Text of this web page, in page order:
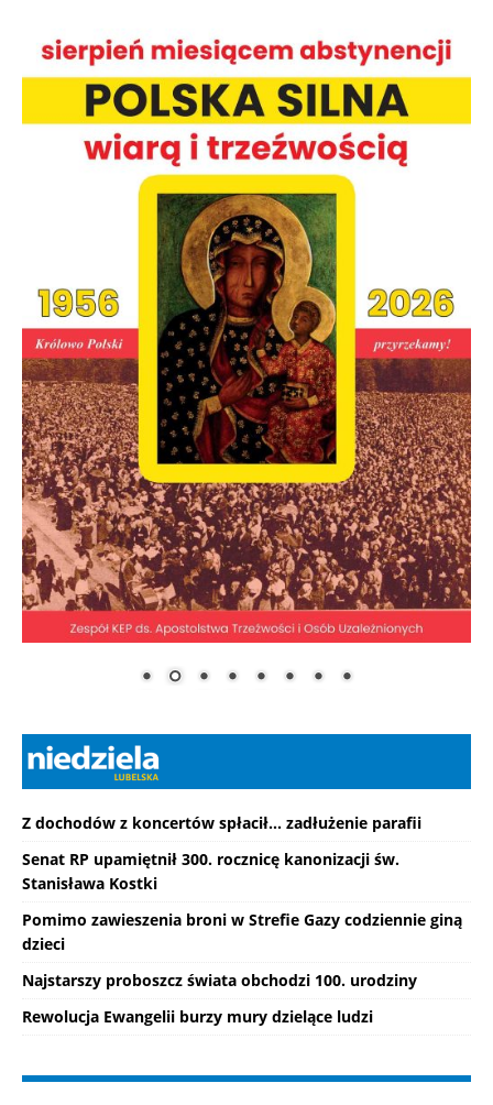
Z dochodów z koncertów spłacił... zadłużenie parafii
Senat RP upamiętnił 300. rocznicę kanonizacji św.
Stanisława Kostki
Pomimo zawieszenia broni w Strefie Gazy codziennie giną
dzieci
Najstarszy proboszcz świata obchodzi 100. urodziny
Rewolucja Ewangelii burzy mury dzielące ludzi